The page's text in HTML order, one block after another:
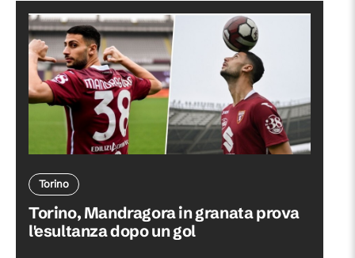
Torino
Torino, Mandragora in granata prova
l'esultanza dopo un gol